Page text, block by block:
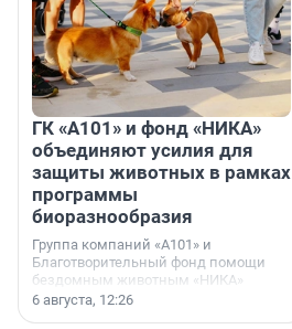
ГК «А101» и фонд «НИКА»
объединяют усилия для
защиты животных в рамках
программы
биоразнообразия
Группа компаний «А101» и
Благотворительный фонд помощи
бездомным животным «НИКА»
заключили соглашение о
6 августа, 12:26